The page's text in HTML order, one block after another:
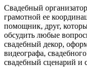
Свадебный
грамотной ее
помощник, друг,
обсудить любые
свадебный декор,
видеографа,
свадебный сценарий и